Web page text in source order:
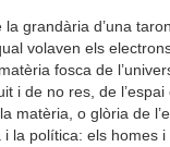
grandària d’una
volaven els
fosca de
i de no res, de
matèria, o glòria de
la política: els homes